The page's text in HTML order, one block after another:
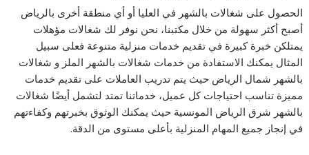
الحصول على شغالات بالشهر في العليا أو أي منطقة أخرى بالرياض
أصبح أكثر سهولة من خلال مكتبنا، نحن نوفر لك شغالات مؤهلات
يمتلكن خبرة كبيرة في تقديم خدمات منزلية متنوعة فعلى سبيل
المثال يمكنك الاستفادة من خدمات شغالات بالشهر الملز و شغالات
بالشهر شمال الرياض حيث يتم تدريب العاملات على تقديم خدمات
مميزة تناسب احتياجات كل عميل، خدماتنا تمتد لتشمل أيضًا شغالات
بالشهر شرق الرياض المونسية حيث يمكنك الوثوق بخبرتهم وكفاءتهم
في إنجاز جميع المهام المنزلية بأعلى مستوى من الدقة.